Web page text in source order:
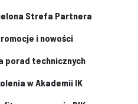
Strefa Partnera
i nowości
porad technicznych
w Akademii IK